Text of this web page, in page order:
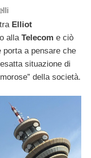
Elliot
alla Telecom e ciò
porta a pensare che
situazione di
della società.